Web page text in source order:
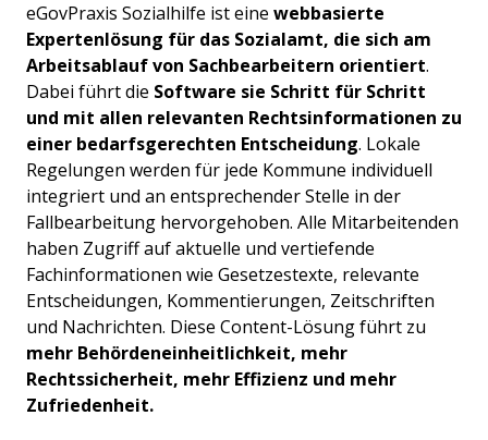
eGovPraxis Sozialhilfe ist eine webbasierte
Expertenlösung für das Sozialamt, die sich am
Arbeitsablauf von Sachbearbeitern orientiert.
Dabei führt die Software sie Schritt für Schritt
und mit allen relevanten Rechtsinformationen zu
einer bedarfsgerechten Entscheidung. Lokale
Regelungen werden für jede Kommune individuell
integriert und an entsprechender Stelle in der
Fallbearbeitung hervorgehoben. Alle Mitarbeitenden
haben Zugriff auf aktuelle und vertiefende
Fachinformationen wie Gesetzestexte, relevante
Entscheidungen, Kommentierungen, Zeitschriften
und Nachrichten. Diese Content-Lösung führt zu
mehr Behördeneinheitlichkeit, mehr
Rechtssicherheit, mehr Effizienz und mehr
Zufriedenheit.